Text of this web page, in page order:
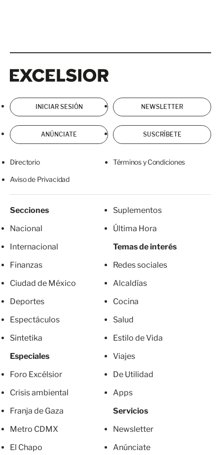
INICIAR SESIÓN NEWSLETTER
ANÚNCIATE SUSCRÍBETE
Directorio Términos y Condiciones
Aviso de Privacidad
Secciones
Nacional
Internacional
Finanzas
Ciudad de México
Deportes
Espectáculos
Sintetika
Especiales
Foro Excélsior
Crisis ambiental
Franja de Gaza
Metro CDMX
El Chapo
Suplementos
Última Hora
Temas de interés
Redes sociales
Alcaldías
Cocina
Salud
Estilo de Vida
Viajes
De Utilidad
Apps
Servicios
Newsletter
Anúnciate